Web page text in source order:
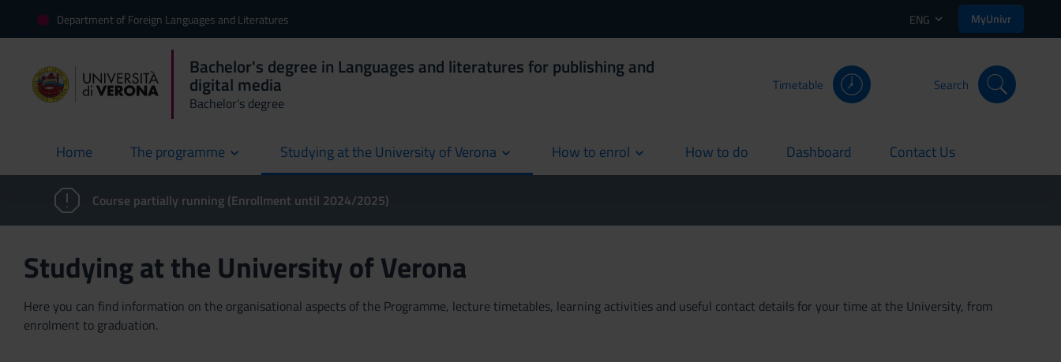
Department of Foreign Languages and Literatures ENG MyUnivr
Bachelor's degree in Languages and literatures for publishing and
digital media
Bachelor's degree
Timetable Search
Home
current The programme Studying at the University of Verona How to enrol How to do
current Dashboard
current Contact Us
current
Course partially running (Enrollment until 2024/2025)
Studying at the University of Verona
Here you can find information on the organisational aspects of the Programme, lecture timetables, learning activities and useful contact details for your time at the University, from
enrolment to graduation.